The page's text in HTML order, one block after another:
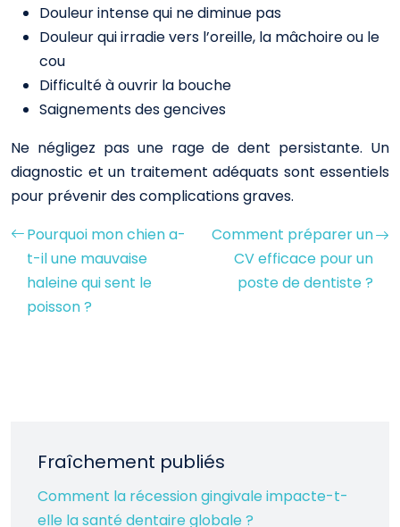
Douleur intense qui ne diminue pas
Douleur qui irradie vers l’oreille, la mâchoire ou le
cou
Difficulté à ouvrir la bouche
Saignements des gencives
Ne négligez pas une rage de dent persistante. Un
diagnostic et un traitement adéquats sont essentiels
pour prévenir des complications graves.
Pourquoi mon chien a-
t-il une mauvaise
haleine qui sent le
poisson ?
Comment préparer un
CV efficace pour un
poste de dentiste ?
Fraîchement publiés
Comment la récession gingivale impacte-t-
elle la santé dentaire globale ?